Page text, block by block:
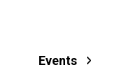
Events